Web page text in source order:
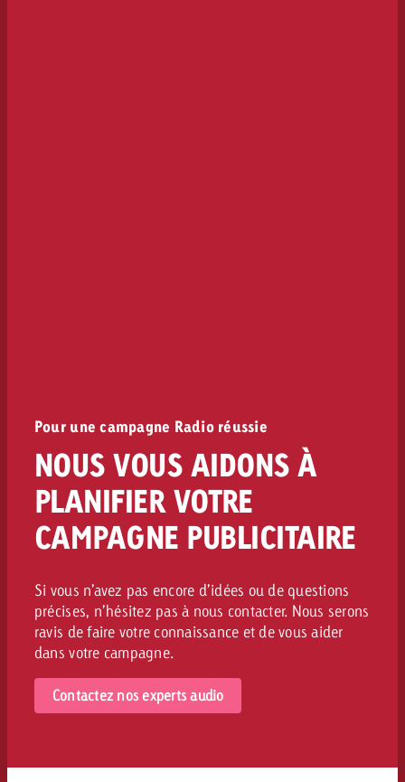
Pour une campagne Radio réussie
NOUS VOUS AIDONS À
PLANIFIER VOTRE
CAMPAGNE PUBLICITAIRE
Si vous n’avez pas encore d’idées ou de questions
précises, n’hésitez pas à nous contacter. Nous serons
ravis de faire votre connaissance et de vous aider
dans votre campagne.
Contactez nos experts audio